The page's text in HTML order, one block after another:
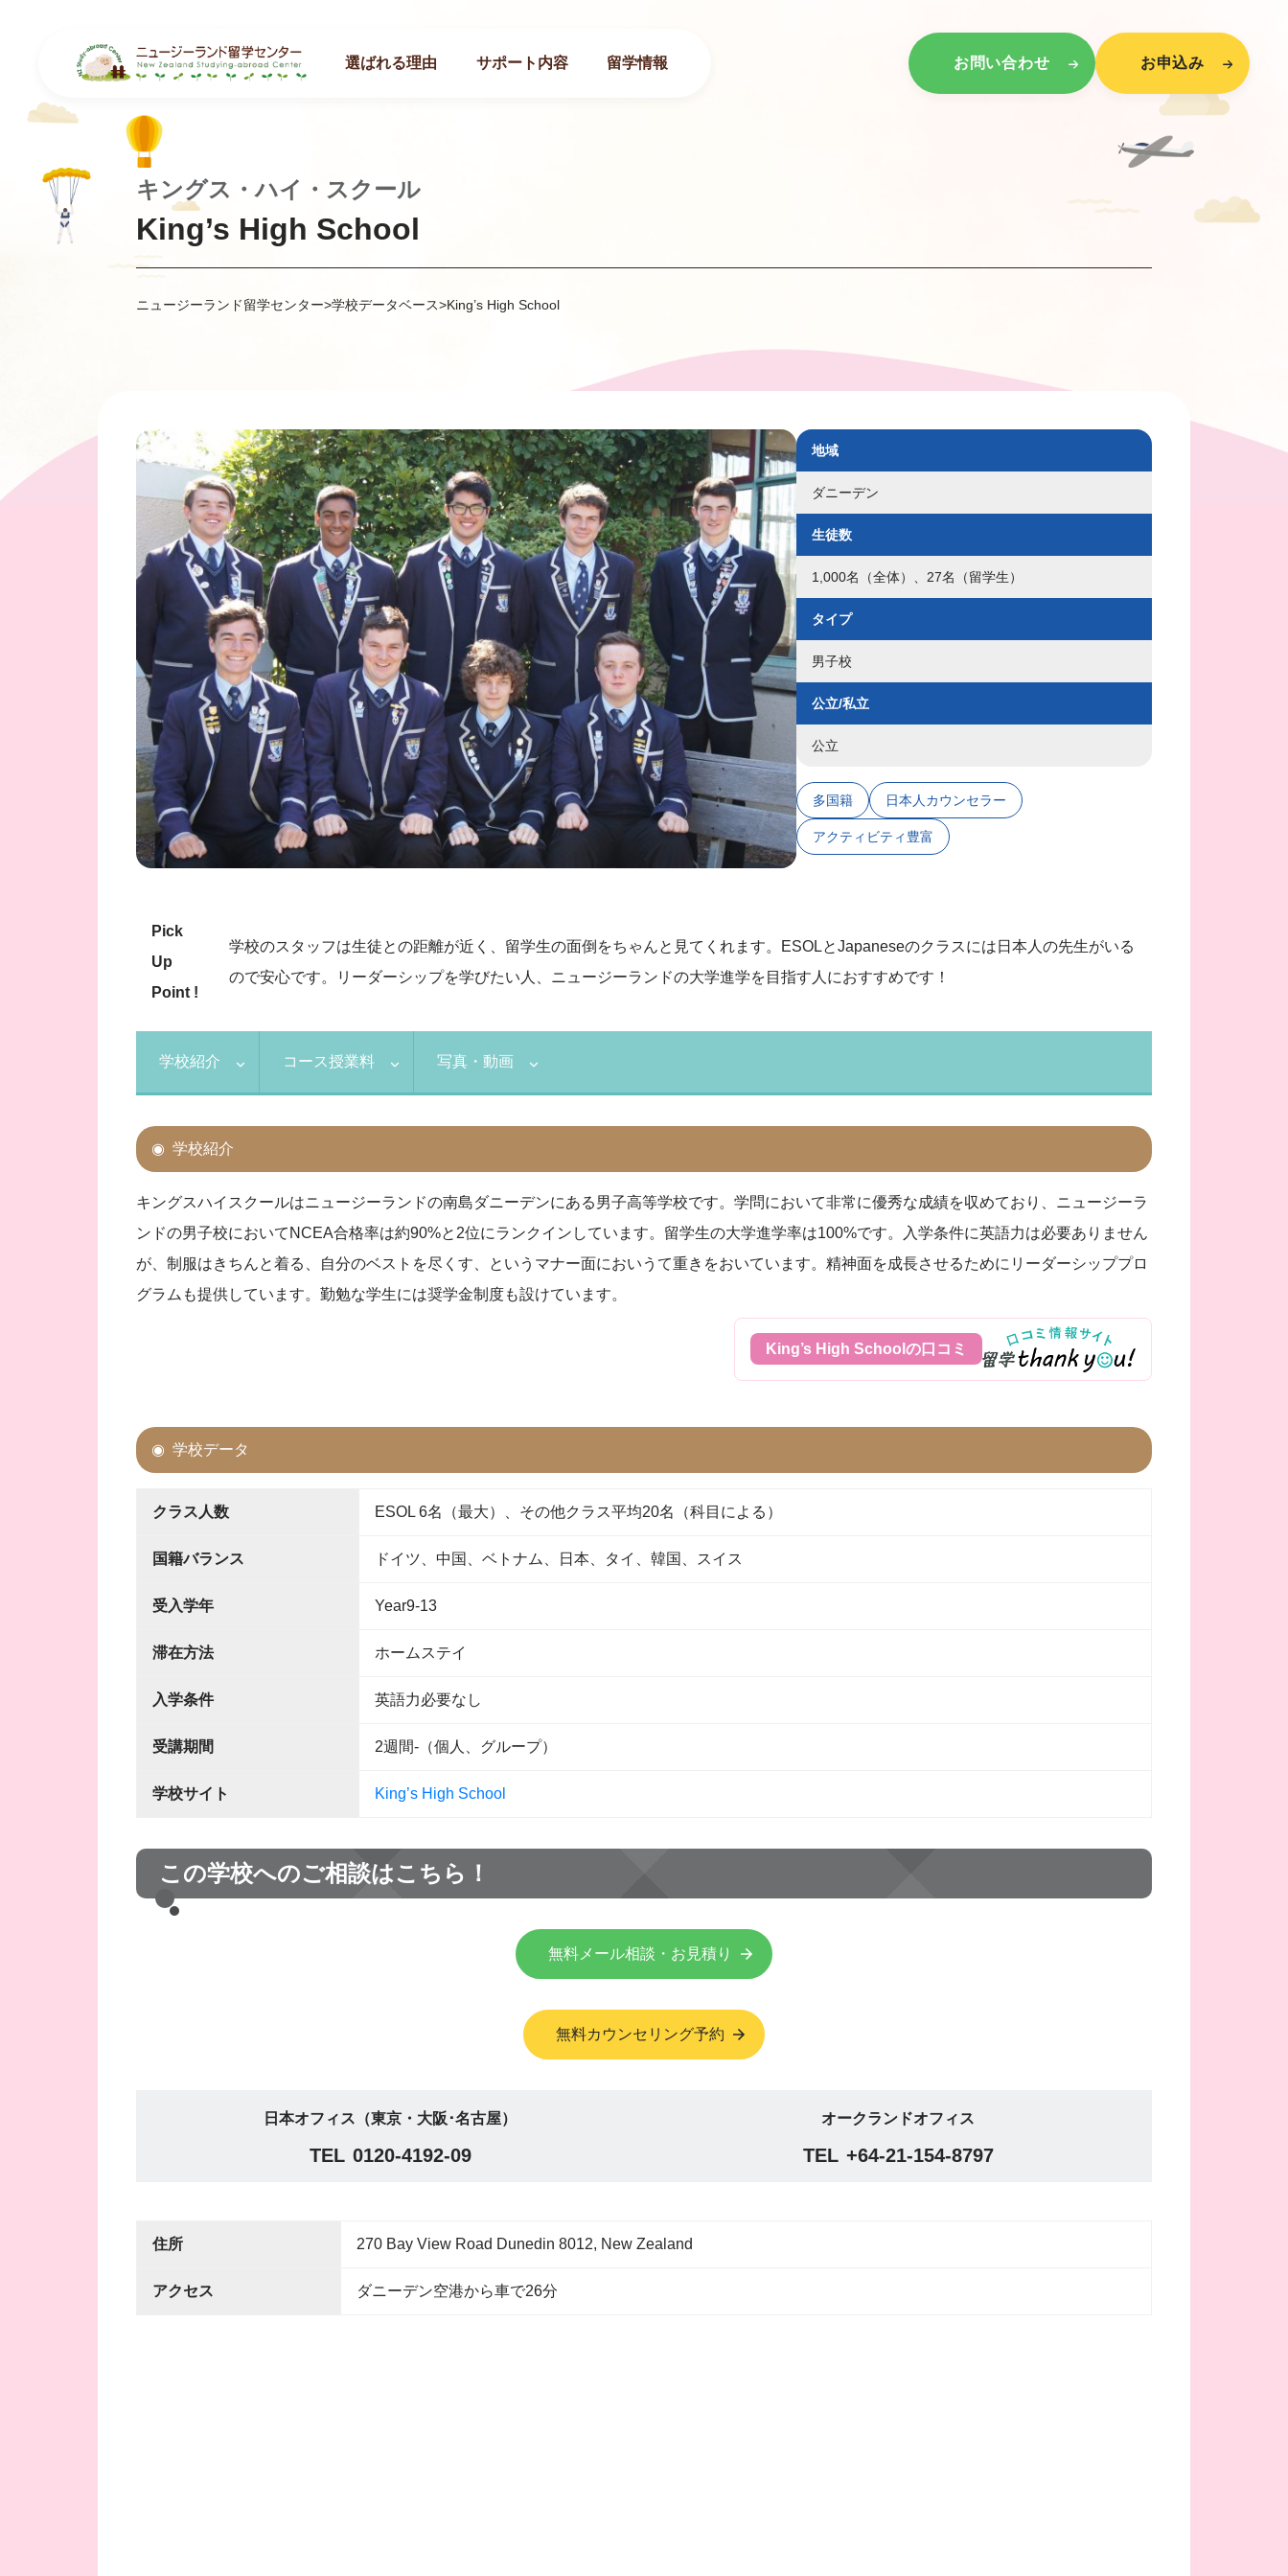
選ばれる理由 サポート内容 留学情報 お問い合わせ お申込み
King’s High School
キングス・ハイ・スクール
ニュージーランド留学センター>学校データベース>King’s High School
地域
ダニーデン
生徒数
1,000名（全体）、27名（留学生）
タイプ
男子校
公立/私立
公立
多国籍 日本人カウンセラー
アクティビティ豊富
Pick
Up
Point !
学校のスタッフは生徒との距離が近く、留学生の面倒をちゃんと見てくれます。ESOLとJapaneseのクラスには日本人の先生がいる
ので安心です。リーダーシップを学びたい人、ニュージーランドの大学進学を目指す人におすすめです！
学校紹介 コース授業料 写真・動画
学校紹介
キングスハイスクールはニュージーランドの南島ダニーデンにある男子高等学校です。学問において非常に優秀な成績を収めており、ニュージーラ
ンドの男子校においてNCEA合格率は約90%と2位にランクインしています。留学生の大学進学率は100%です。入学条件に英語力は必要ありません
が、制服はきちんと着る、自分のベストを尽くす、というマナー面においうて重きをおいています。精神面を成長させるためにリーダーシッププロ
グラムも提供しています。勤勉な学生には奨学金制度も設けています。
King’s High Schoolの口コミ
学校データ
クラス人数 ESOL 6名（最大）、その他クラス平均20名（科目による）
国籍バランス ドイツ、中国、ベトナム、日本、タイ、韓国、スイス
受入学年 Year9-13
滞在方法 ホームステイ
入学条件 英語力必要なし
受講期間 2週間-（個人、グループ）
学校サイト King’s High School
この学校へのご相談はこちら！
無料メール相談・お見積り
無料カウンセリング予約
日本オフィス（東京・大阪･名古屋）
TEL 0120-4192-09
オークランドオフィス
TEL +64-21-154-8797
住所 270 Bay View Road Dunedin 8012, New Zealand
アクセス ダニーデン空港から車で26分